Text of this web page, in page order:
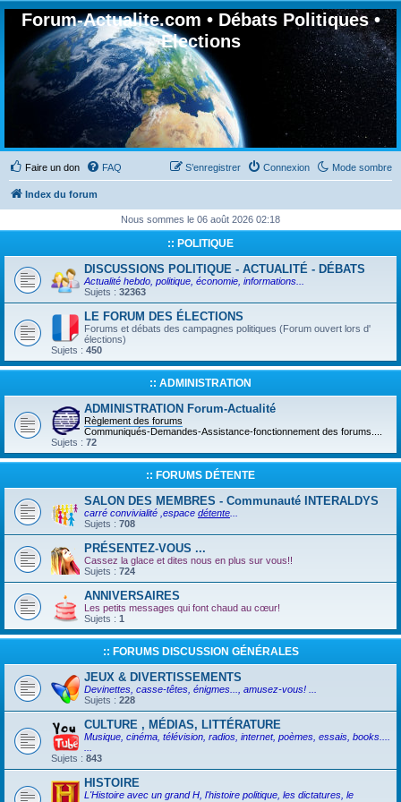
Forum-Actualite.com • Débats Politiques •
Elections
Faire un don Mode sombre
FAQ Connexion
S’enregistrer
Index du forum
Nous sommes le 06 août 2026 02:18
:: POLITIQUE
DISCUSSIONS POLITIQUE - ACTUALITÉ - DÉBATS
Actualité hebdo, politique, économie, informations...
Sujets : 32363
LE FORUM DES ÉLECTIONS
Forums et débats des campagnes politiques (Forum ouvert lors d'
élections)
Sujets : 450
:: ADMINISTRATION
ADMINISTRATION Forum-Actualité
Règlement des forums
Communiqués-Demandes-Assistance-fonctionnement des forums....
Sujets : 72
:: FORUMS DÉTENTE
SALON DES MEMBRES - Communauté INTERALDYS
carré convivialité ,espace détente
Sujets : 708
PRÉSENTEZ-VOUS ...
Cassez la glace et dites nous en plus sur vous!!
Sujets : 724
ANNIVERSAIRES
Les petits messages qui font chaud au cœur!
Sujets : 1
:: FORUMS DISCUSSION GÉNÉRALES
JEUX & DIVERTISSEMENTS
Devinettes, casse-têtes, énigmes..., amusez-vous! ...
Sujets : 228
CULTURE , MÉDIAS, LITTÉRATURE
Musique, cinéma, télévision, radios, internet, poèmes, essais, books....
Sujets : 843
HISTOIRE
L'Histoire avec un grand H, l'histoire politique, les dictatures, le